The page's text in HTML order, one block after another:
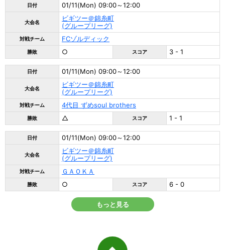
日付 01/11(Mon) 09:00～12:00
大会名
ビギツー＠錦糸町
(グループリーグ)
対戦チーム FCゾルディック
勝敗 ○ スコア 3 - 1
日付 01/11(Mon) 09:00～12:00
大会名
ビギツー＠錦糸町
(グループリーグ)
対戦チーム 4代目 ずめsoul brothers
勝敗 △ スコア 1 - 1
日付 01/11(Mon) 09:00～12:00
大会名
ビギツー＠錦糸町
(グループリーグ)
対戦チーム ＧＡＯＫＡ
勝敗 ○ スコア 6 - 0
もっと見る